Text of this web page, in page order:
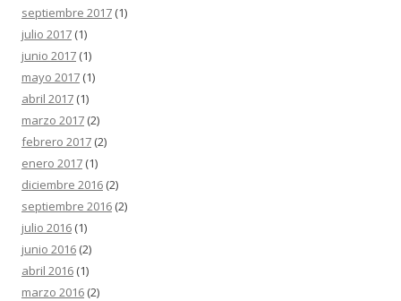
septiembre 2017 (1)
julio 2017 (1)
junio 2017 (1)
mayo 2017 (1)
abril 2017 (1)
marzo 2017 (2)
febrero 2017 (2)
enero 2017 (1)
diciembre 2016 (2)
septiembre 2016 (2)
julio 2016 (1)
junio 2016 (2)
abril 2016 (1)
marzo 2016 (2)